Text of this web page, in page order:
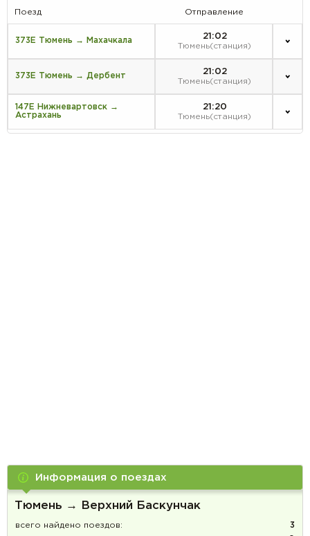
Поезд Отправление
373Е Тюмень → Махачкала
21:02
Тюмень(станция)
373Е Тюмень → Дербент
21:02
Тюмень(станция)
147Е Нижневартовск →
Астрахань
21:20
Тюмень(станция)
Информация о поездах
Тюмень → Верхний Баскунчак
всего найдено поездов:
3